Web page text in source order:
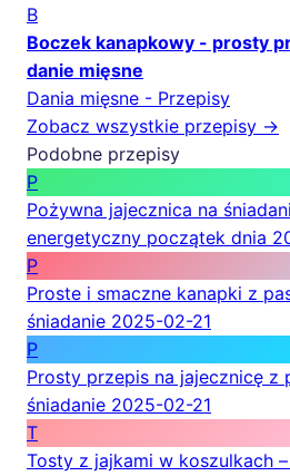
B
Boczek kanapkowy - prosty
danie mięsne
Dania mięsne - Przepisy
Zobacz wszystkie przepisy →
Podobne przepisy
P
Pożywna jajecznica na
energetyczny początek dnia
P
Proste i smaczne kanapki z
śniadanie 2025-02-21
P
Prosty przepis na jajecznicę z
śniadanie 2025-02-21
T
Tosty z jajkami w koszulkach